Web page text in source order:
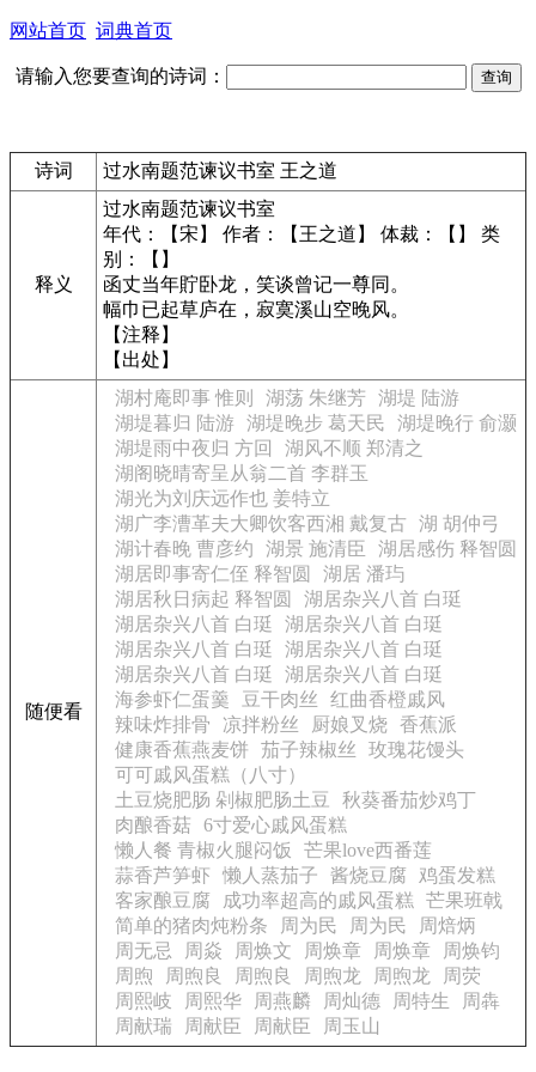
网站首页 词典首页
请输入您要查询的诗词：
诗词 过水南题范谏议书室 王之道
释义
过水南题范谏议书室
年代：【宋】 作者：【王之道】 体裁：【】 类
别：【】
函丈当年貯卧龙，笑谈曾记一尊同。
幅巾已起草庐在，寂寞溪山空晚风。
【注释】
【出处】
随便看
湖村庵即事 惟则 湖荡 朱继芳 湖堤 陆游
湖堤暮归 陆游
湖堤晚步 葛天民
湖堤晚行 俞灏
湖堤雨中夜归 方回
湖风不顺 郑清之
湖阁晓晴寄呈从翁二首 李群玉
湖光为刘庆远作也 姜特立
湖广李漕革夫大卿饮客西湘 戴复古 湖 胡仲弓
湖计春晚 曹彦约
湖景 施清臣
湖居感伤 释智圆
湖居即事寄仁侄 释智圆
湖居 潘玙
湖居秋日病起 释智圆
湖居杂兴八首 白珽
湖居杂兴八首 白珽
湖居杂兴八首 白珽
湖居杂兴八首 白珽
湖居杂兴八首 白珽
湖居杂兴八首 白珽
湖居杂兴八首 白珽
海参虾仁蛋羹
豆干肉丝
红曲香橙戚风
辣味炸排骨
凉拌粉丝 厨娘叉烧
香蕉派
健康香蕉燕麦饼
茄子辣椒丝
玫瑰花馒头
可可戚风蛋糕（八寸）
土豆烧肥肠 剁椒肥肠土豆
秋葵番茄炒鸡丁
肉酿香菇
6寸爱心戚风蛋糕
懒人餐 青椒火腿闷饭
芒果love西番莲
蒜香芦笋虾
懒人蒸茄子 酱烧豆腐
鸡蛋发糕
客家酿豆腐
成功率超高的戚风蛋糕
芒果班戟
简单的猪肉炖粉条
周为民 周为民
周焙炳
周无忌
周焱 周焕文 周焕章 周焕章
周焕钧
周煦
周煦良 周煦良 周煦龙 周煦龙
周荧
周熙岐
周熙华 周燕麟 周灿德 周特生
周犇
周献瑞
周献臣 周献臣 周玉山